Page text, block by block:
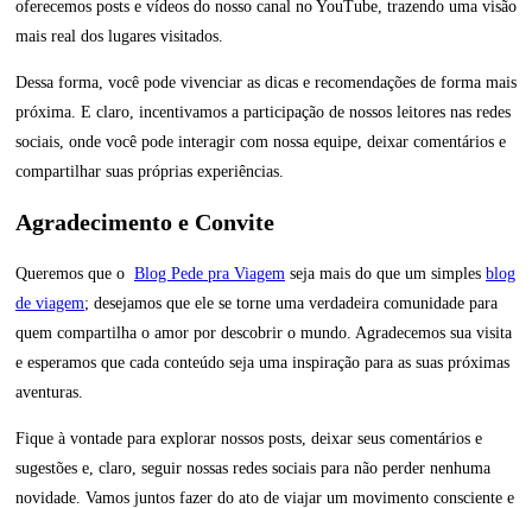
oferecemos posts e vídeos do nosso canal no YouTube, trazendo uma visão
mais real dos lugares visitados.
Dessa forma, você pode vivenciar as dicas e recomendações de forma mais
próxima. E claro, incentivamos a participação de nossos leitores nas redes
sociais, onde você pode interagir com nossa equipe, deixar comentários e
compartilhar suas próprias experiências.
Agradecimento e Convite
Queremos que o Blog Pede pra Viagem seja mais do que um simples blog
de viagem; desejamos que ele se torne uma verdadeira comunidade para
quem compartilha o amor por descobrir o mundo. Agradecemos sua visita
e esperamos que cada conteúdo seja uma inspiração para as suas próximas
aventuras.
Fique à vontade para explorar nossos posts, deixar seus comentários e
sugestões e, claro, seguir nossas redes sociais para não perder nenhuma
novidade. Vamos juntos fazer do ato de viajar um movimento consciente e